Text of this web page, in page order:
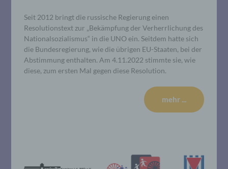
Seit 2012 bringt die russische Regierung einen
Resolutionstext zur „Bekämpfung der Verherrlichung des
Nationalsozialismus“ in die UNO ein. Seitdem hatte sich
die Bundesregierung, wie die übrigen EU-Staaten, bei der
Abstimmung enthalten. Am 4.11.2022 stimmte sie, wie
diese, zum ersten Mal gegen diese Resolution.
mehr ...